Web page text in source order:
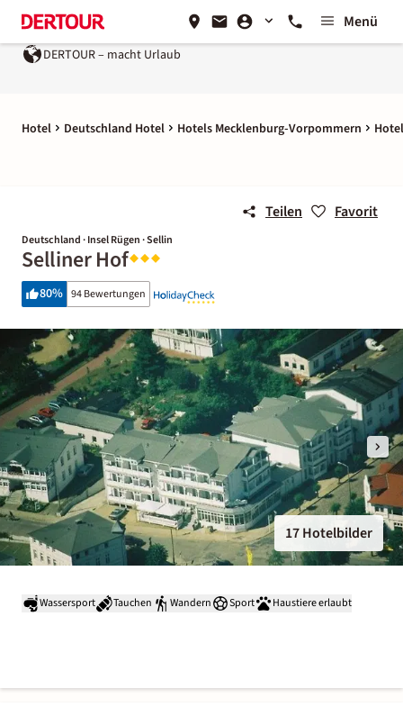
Menü
DERTOUR – macht Urlaub
Hotel Deutschland Hotel Hotels Mecklenburg-Vorpommern
Teilen Favorit
Deutschland · Insel Rügen · Sellin
Selliner Hof
80% 94 Bewertungen
17 Hotelbilder
Wassersport Tauchen Wandern Sport Haustiere erlaubt